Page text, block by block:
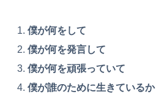
僕が何をして
僕が何を発言して
僕が何を頑張っていて
僕が誰のために生きているか